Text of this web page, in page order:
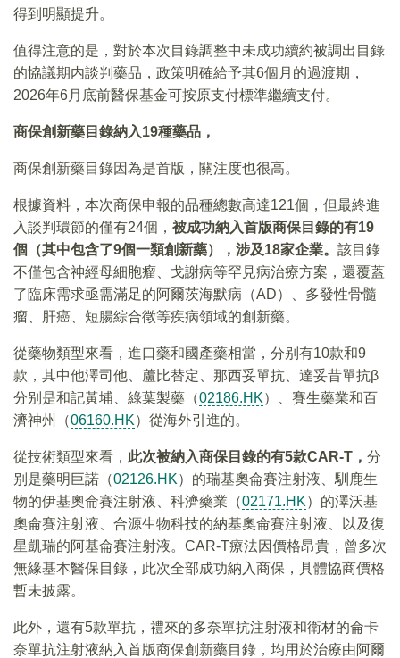
得到明顯提升。
值得注意的是，對於本次目錄調整中未成功續約被調出目錄
的協議期内談判藥品，政策明確給予其6個月的過渡期，
2026年6月底前醫保基金可按原支付標準繼續支付。
商保創新藥目錄納入19種藥品，
商保創新藥目錄因為是首版，關注度也很高。
根據資料，本次商保申報的品種總數高達121個，但最終進
入談判環節的僅有24個， 被成功納入首版商保目錄的有19
個（其中包含了9個一類創新藥），涉及18家企業。 該目錄
不僅包含神經母細胞瘤、戈謝病等罕見病治療方案，還覆蓋
了臨床需求亟需滿足的阿爾茨海默病（AD）、多發性骨髓
瘤、肝癌、短腸綜合徵等疾病領域的創新藥。
從藥物類型來看，進口藥和國產藥相當，分别有10款和9
款，其中他澤司他、蘆比替定、那西妥單抗、達妥昔單抗β
分别是和記黃埔、綠葉製藥（02186.HK）、賽生藥業和百
濟神州（06160.HK）從海外引進的。
從技術類型來看， 此次被納入商保目錄的有5款CAR-T ， 分
别是藥明巨諾（02126.HK）的瑞基奧侖賽注射液、馴鹿生
物的伊基奧侖賽注射液、科濟藥業（02171.HK）的澤沃基
奧侖賽注射液、合源生物科技的納基奧侖賽注射液、以及復
星凱瑞的阿基侖賽注射液。CAR-T療法因價格昂貴，曾多次
無緣基本醫保目錄，此次全部成功納入商保，具體協商價格
暫未披露。
此外，還有5款單抗，禮來的多奈單抗注射液和衛材的侖卡
奈單抗注射液納入首版商保創新藥目錄，均用於治療由阿爾